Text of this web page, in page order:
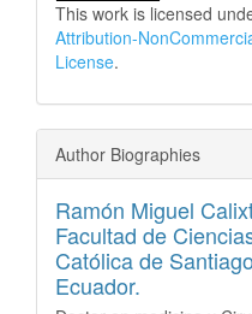
This work is licensed
Attribution-
License.
Author Biographies
Ramón Miguel
Facultad de
Católica de
Ecuador.